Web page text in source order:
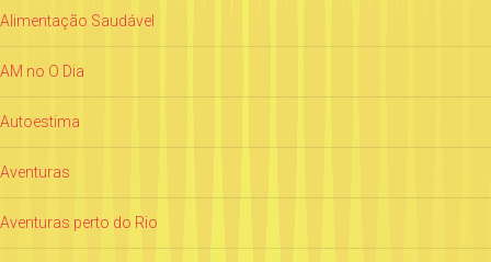
Alimentação Saudável
AM no O Dia
Autoestima
Aventuras
Aventuras perto do Rio